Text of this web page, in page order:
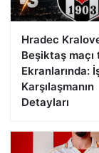
Hradec
Beşiktaş maçı
Ekranlarında:
Karşılaşmanın
Detayları